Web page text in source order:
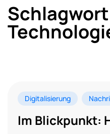
Digitalisierung
Im Blickpunkt: